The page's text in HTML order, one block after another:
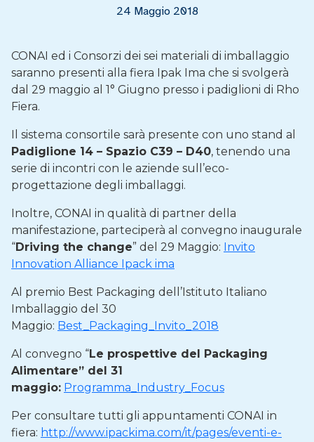
24 Maggio 2018
CONAI ed i Consorzi dei sei materiali di imballaggio
saranno presenti alla fiera Ipak Ima che si svolgerà
dal 29 maggio al 1° Giugno presso i padiglioni di Rho
Fiera.
Il sistema consortile sarà presente con uno stand al
Padiglione 14 – Spazio C39 – D40, tenendo una
serie di incontri con le aziende sull’eco-
progettazione degli imballaggi.
Inoltre, CONAI in qualità di partner della
manifestazione, parteciperà al convegno inaugurale
“Driving the change” del 29 Maggio: Invito
Innovation Alliance Ipack ima
Al premio Best Packaging dell’Istituto Italiano
Imballaggio del 30
Maggio: Best_Packaging_Invito_2018
Al convegno “Le prospettive del Packaging
Alimentare” del 31
maggio: Programma_Industry_Focus
Per consultare tutti gli appuntamenti CONAI in
fiera: http://www.ipackima.com/it/pages/eventi-e-